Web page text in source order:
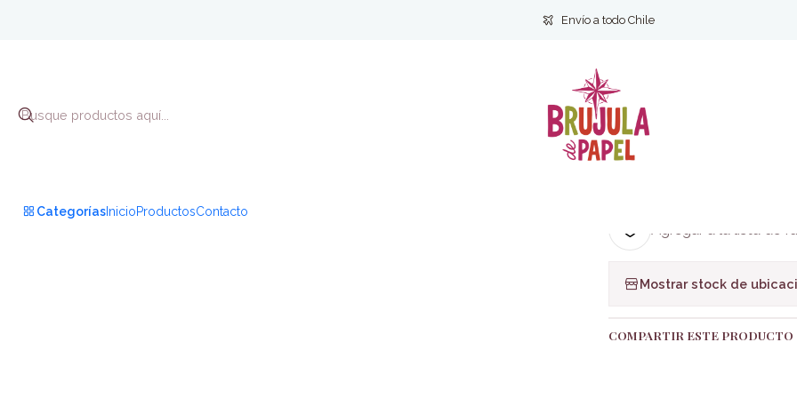
Categorías InicioProductosContacto
Envío a todo Chile
Dinosaurios poderosos. Descubro el mundo -Sarah Lock -
Dinosaurios
-Sarah Lock -
Agregar a la lista de
Mostrar stock de
COMPARTIR ESTE PRODUCTO